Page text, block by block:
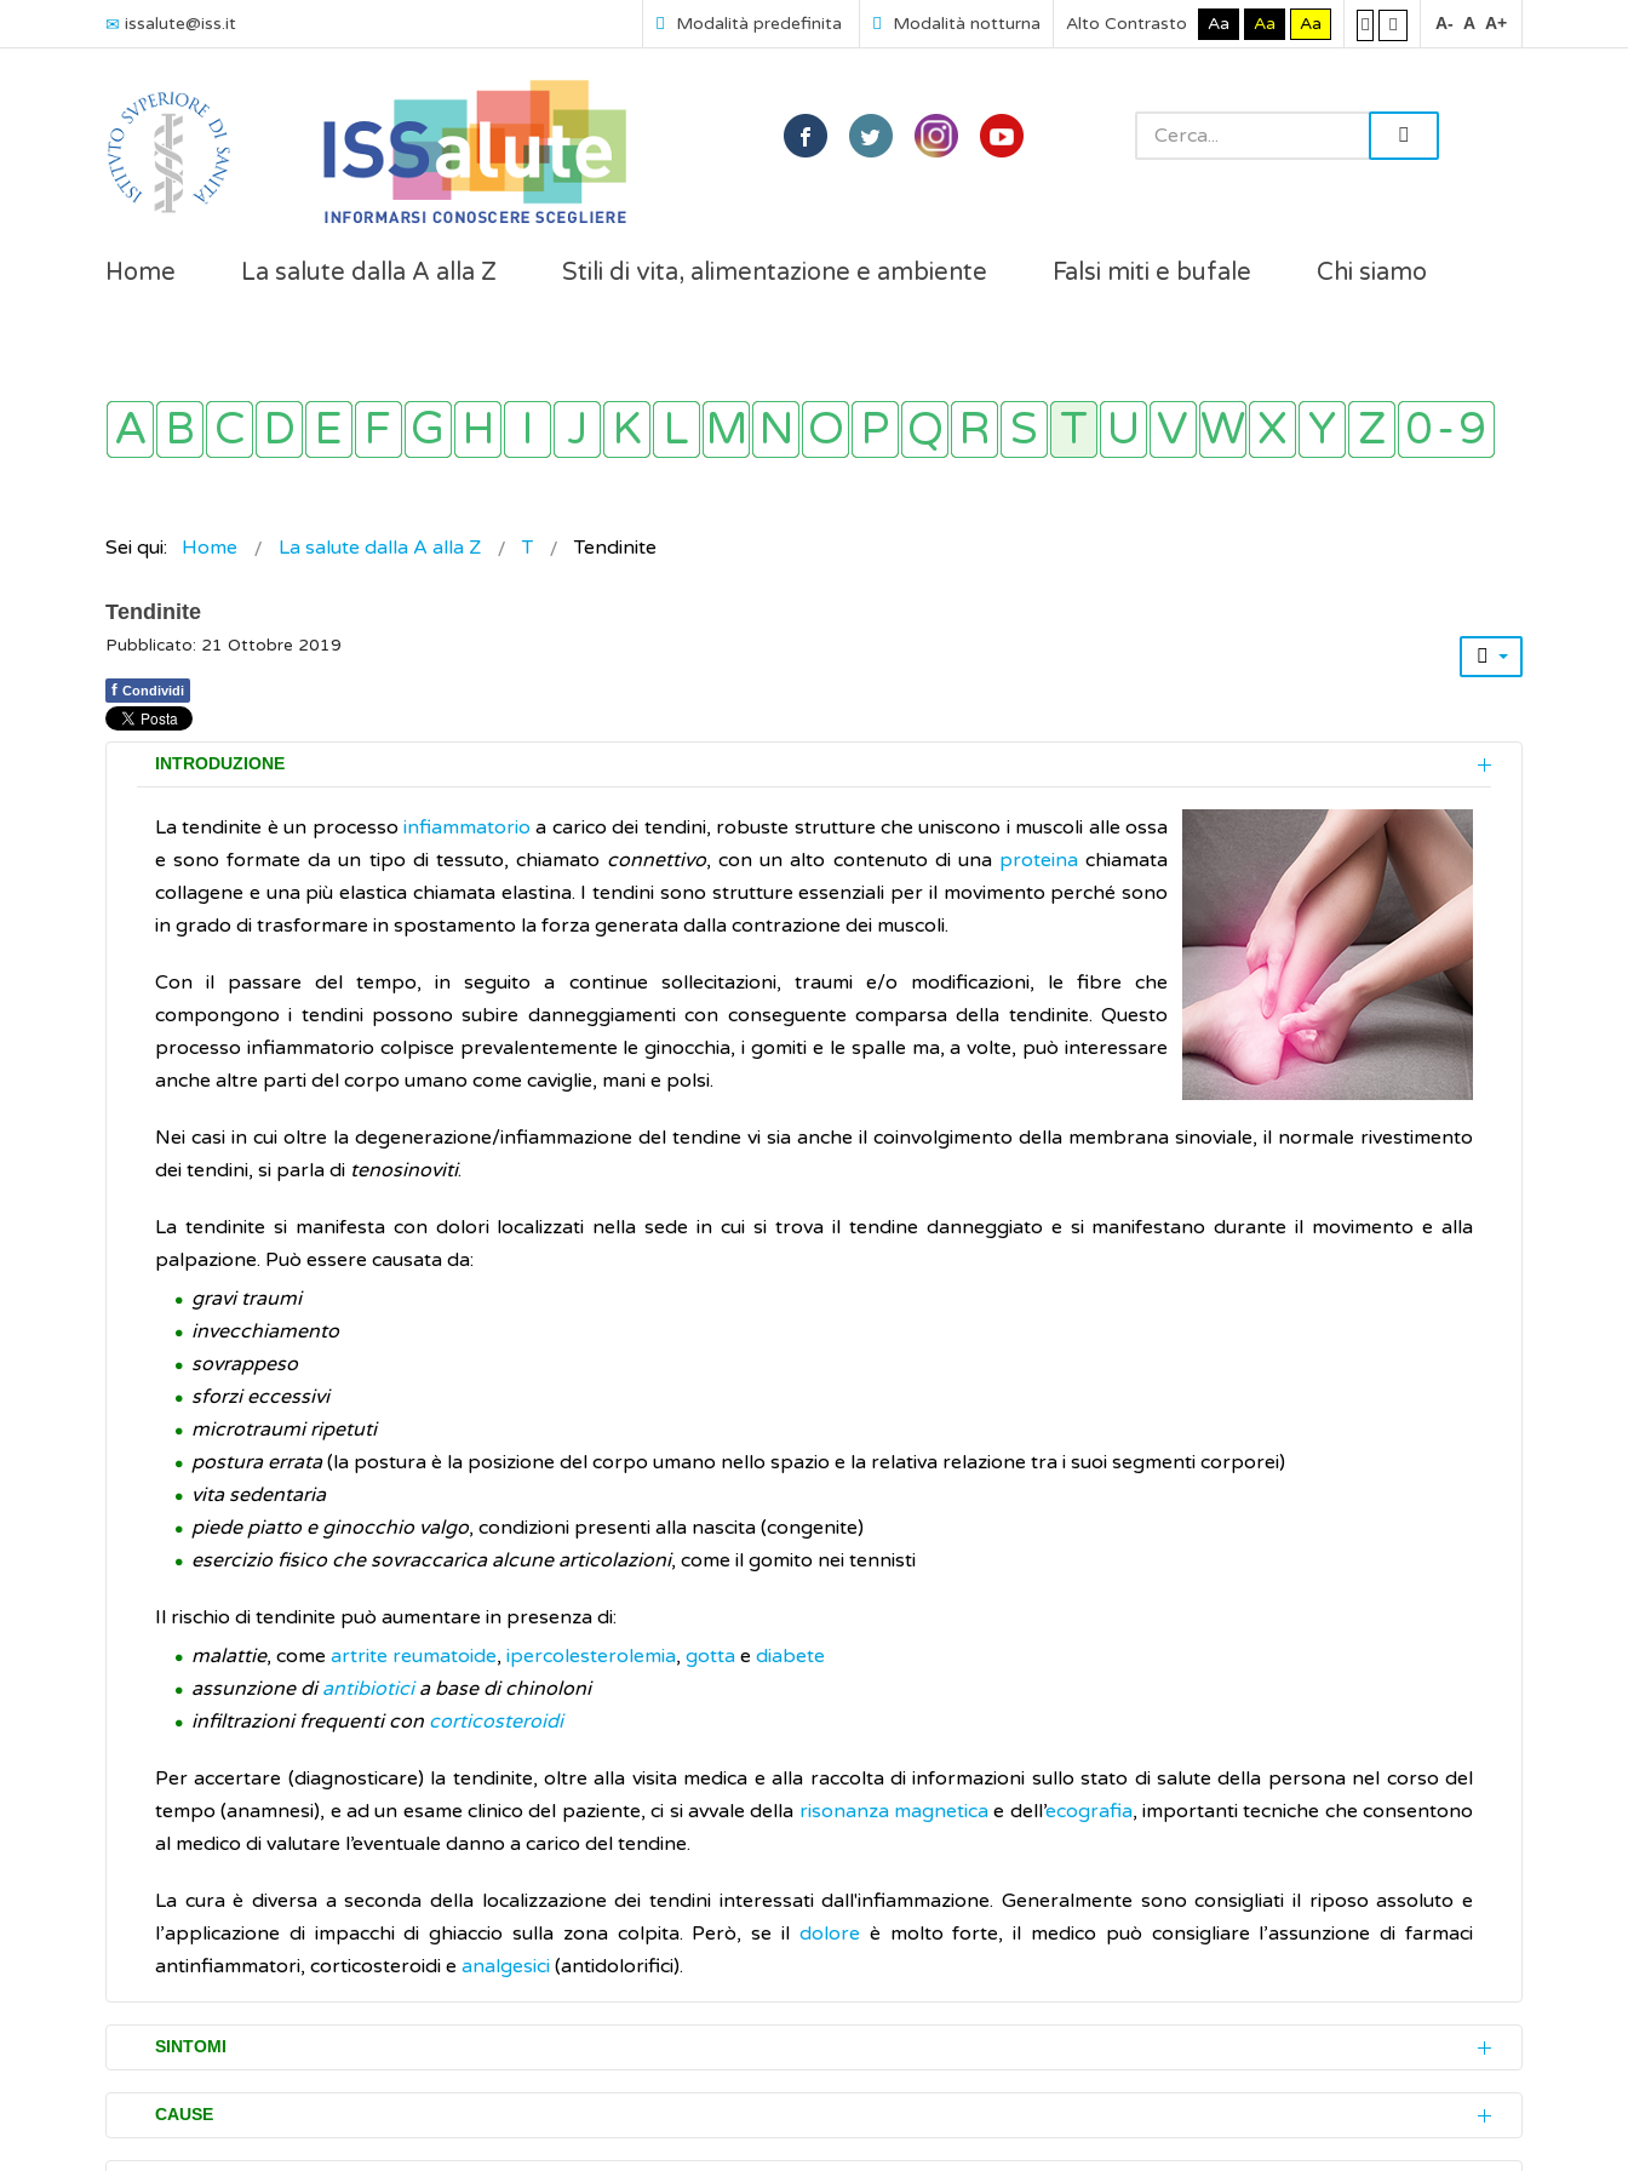
issalute@iss.it Modalità predefinita Modalità notturna Alto Contrasto Aa Aa Aa A- A A+
Home La salute dalla A alla Z Stili di vita, alimentazione e ambiente Falsi miti e bufale Chi siamo
Sei qui: Home La salute dalla A alla Z T Tendinite
Tendinite
Pubblicato: 21 Ottobre 2019
f Condividi
INTRODUZIONE
La tendinite è un processoinfiammatorioa carico dei tendini, robuste strutture che uniscono i muscoli alle ossa
e sono formate da un tipo di tessuto, chiamato connettivo, con un alto contenuto di una proteinachiamata
collagene e una più elastica chiamata elastina. I tendini sono strutture essenziali per il movimento perché sono
in grado di trasformare in spostamento la forza generata dalla contrazione dei muscoli.
Con il passare del tempo, in seguito a continue sollecitazioni, traumi e/o modificazioni, le fibre che
compongono i tendini possono subire danneggiamenti con conseguente comparsa della tendinite. Questo
processo infiammatorio colpisce prevalentemente le ginocchia, i gomiti e le spalle ma, a volte, può interessare
anche altre parti del corpo umano come caviglie, mani e polsi.
Nei casi in cui oltre la degenerazione/infiammazione del tendine vi sia anche il coinvolgimento della membrana sinoviale, il normale rivestimento
dei tendini, si parla di tenosinoviti.
La tendinite si manifesta con dolori localizzati nella sede in cui si trova il tendine danneggiato e si manifestano durante il movimento e alla
palpazione. Può essere causata da:
gravi traumi
invecchiamento
sovrappeso
sforzi eccessivi
microtraumi ripetuti
postura errata(la postura è la posizione del corpo umano nello spazio e la relativa relazione tra i suoi segmenti corporei)
vita sedentaria
piede piatto e ginocchio valgo, condizioni presenti alla nascita (congenite)
esercizio fisico che sovraccarica alcune articolazioni, come il gomito nei tennisti
Il rischio di tendinite può aumentare in presenza di:
malattie, come artrite reumatoide, ipercolesterolemia, gotta e diabete
assunzione diantibioticia base di chinoloni
infiltrazioni frequenti con corticosteroidi
Per accertare (diagnosticare) la tendinite, oltre alla visita medica e alla raccolta di informazioni sullo stato di salute della persona nel corso del
tempo (anamnesi), e ad un esame clinico del paziente, ci si avvale della risonanza magneticae dell’ecografia, importanti tecniche che consentono
al medico di valutare l’eventuale danno a carico del tendine.
La cura è diversa a seconda della localizzazione dei tendini interessati dall'infiammazione. Generalmente sono consigliati il riposo assoluto e
l’applicazione di impacchi di ghiaccio sulla zona colpita. Però, se il dolore è molto forte, il medico può consigliare l’assunzione di farmaci
antinfiammatori, corticosteroidi e analgesici (antidolorifici).
SINTOMI
I principali disturbi (sintomi) causati dalla tendinite sono:
CAUSE